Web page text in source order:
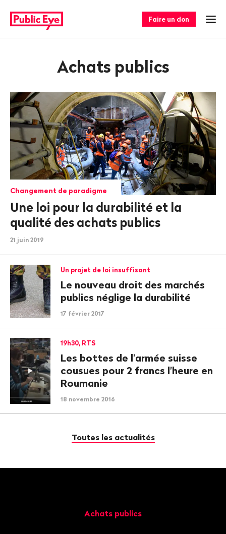
sur
publiceye.ch
rapide
Faire un don
Achats publics
Changement de paradigme
Une loi pour la durabilité et la
qualité des achats publics
21 juin 2019
Un projet de loi insuffisant
Le nouveau droit des marchés
publics néglige la durabilité
17 février 2017
19h30, RTS
Les bottes de l'armée suisse
cousues pour 2 francs l'heure en
Roumanie
18 novembre 2016
Toutes les actualités
Achats publics